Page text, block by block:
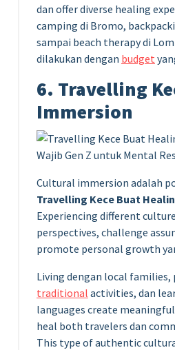
dan offer diverse healing
camping di Bromo,
sampai beach therapy di
dilakukan dengan budget
6. Travelling
Immersion
Cultural immersion adalah
Travelling Kece Buat
Experiencing different
perspectives, challenge
promote personal growth
Living dengan local
traditional activities, dan
languages create
heal both travelers dan
This type of authentic